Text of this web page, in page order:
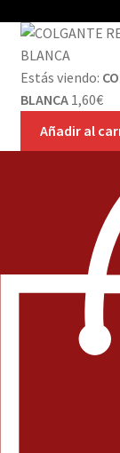
Estás viendo:
BLANCA 1,60€
Añadir al